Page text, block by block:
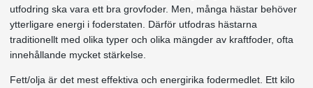
utfodring ska vara ett bra grovfoder. Men, många hästar behöver
ytterligare energi i foderstaten. Därför utfodras hästarna
traditionellt med olika typer och olika mängder av kraftfoder, ofta
innehållande mycket stärkelse.
Fett/olja är det mest effektiva och energirika fodermedlet. Ett kilo